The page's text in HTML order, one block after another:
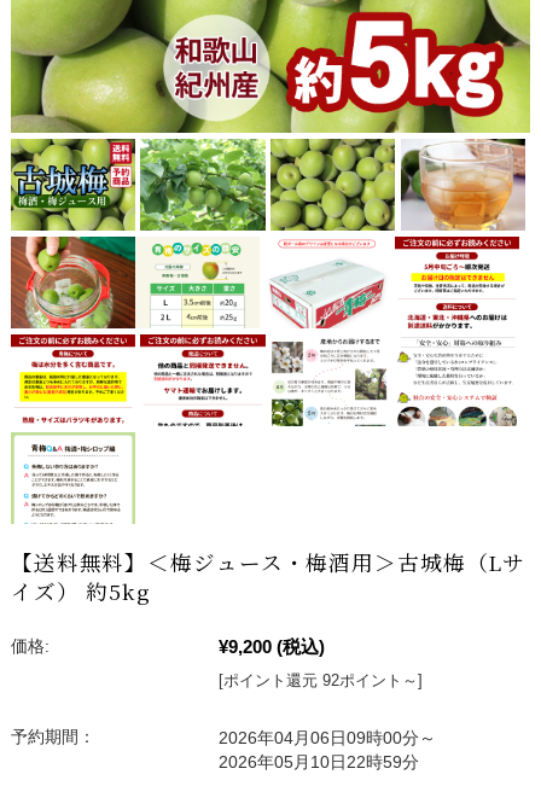
【送料無料】＜梅ジュース・梅酒用＞古城梅（Lサ
イズ） 約5kg
価格: ¥9,200 (税込)
[ポイント還元 92ポイント～]
予約期間：
2026年04月06日09時00分～
2026年05月10日22時59分